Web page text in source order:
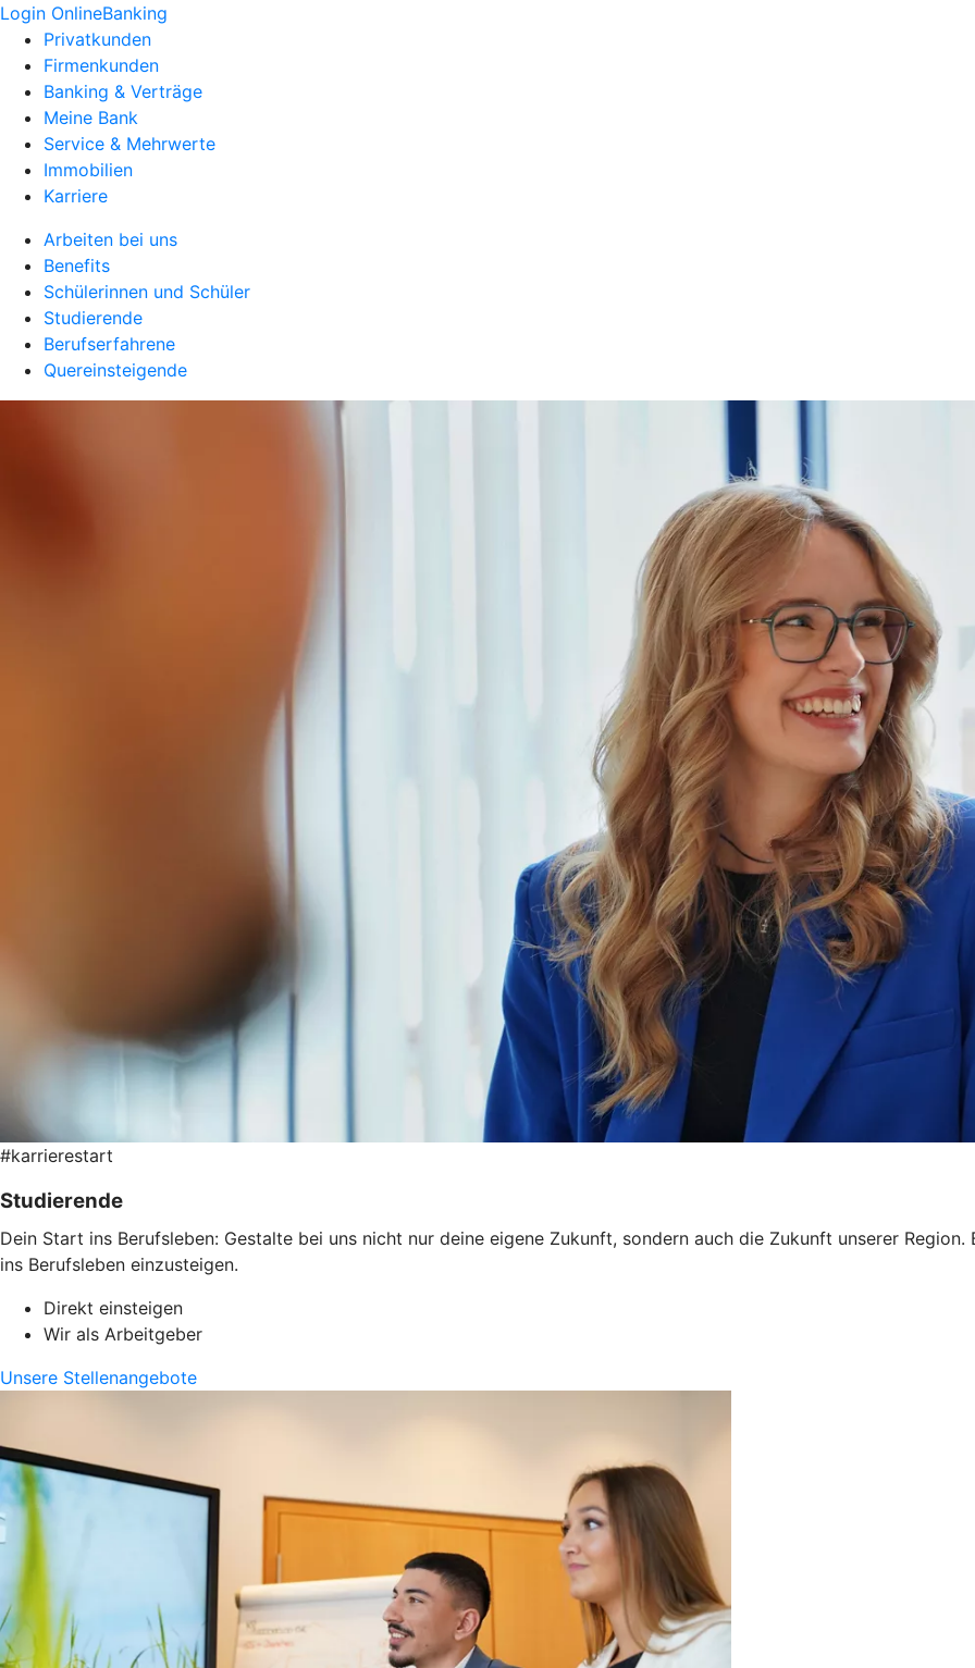
Login OnlineBanking
Privatkunden
Firmenkunden
Banking & Verträge
Meine Bank
Service & Mehrwerte
Immobilien
Karriere
Arbeiten bei uns
Benefits
Schülerinnen und Schüler
Studierende
Berufserfahrene
Quereinsteigende
#karrierestart
Studierende
Dein Start ins Berufsleben: Gestalte bei uns nicht nur deine eigene Zukunft, sondern auch die Zukunft unserer
ins Berufsleben einzusteigen.
Direkt einsteigen
Wir als Arbeitgeber
Unsere Stellenangebote